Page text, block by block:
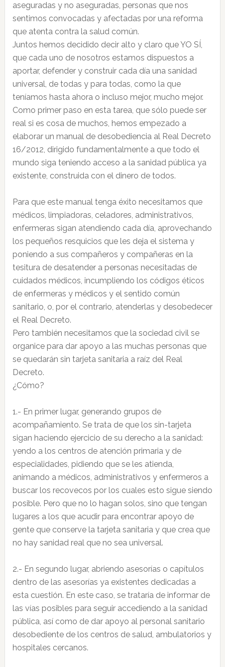
aseguradas y no aseguradas, personas que nos
sentimos convocadas y afectadas por una reforma
que atenta contra la salud común.
Juntos hemos decidido decir alto y claro que YO SÍ,
que cada uno de nosotros estamos dispuestos a
aportar, defender y construir cada día una sanidad
universal, de todas y para todas, como la que
teníamos hasta ahora o incluso mejor, mucho mejor.
Como primer paso en esta tarea, que sólo puede ser
real si es cosa de muchos, hemos empezado a
elaborar un manual de desobediencia al Real Decreto
16/2012, dirigido fundamentalmente a que todo el
mundo siga teniendo acceso a la sanidad pública ya
existente, construida con el dinero de todos.
Para que este manual tenga éxito necesitamos que
médicos, limpiadoras, celadores, administrativos,
enfermeras sigan atendiendo cada día, aprovechando
los pequeños resquicios que les deja el sistema y
poniendo a sus compañeros y compañeras en la
tesitura de desatender a personas necesitadas de
cuidados médicos, incumpliendo los códigos éticos
de enfermeras y médicos y el sentido común
sanitario, o, por el contrario, atenderlas y desobedecer
el Real Decreto.
Pero también necesitamos que la sociedad civil se
organice para dar apoyo a las muchas personas que
se quedarán sin tarjeta sanitaria a raíz del Real
Decreto.
¿Cómo?
1.- En primer lugar, generando grupos de
acompañamiento. Se trata de que los sin-tarjeta
sigan haciendo ejercicio de su derecho a la sanidad:
yendo a los centros de atención primaria y de
especialidades, pidiendo que se les atienda,
animando a médicos, administrativos y enfermeros a
buscar los recovecos por los cuales esto sigue siendo
posible. Pero que no lo hagan solos, sino que tengan
lugares a los que acudir para encontrar apoyo de
gente que conserve la tarjeta sanitaria y que crea que
no hay sanidad real que no sea universal.
2.- En segundo lugar, abriendo asesorías o capítulos
dentro de las asesorías ya existentes dedicadas a
esta cuestión. En este caso, se trataría de informar de
las vías posibles para seguir accediendo a la sanidad
pública, así como de dar apoyo al personal sanitario
desobediente de los centros de salud, ambulatorios y
hospitales cercanos.